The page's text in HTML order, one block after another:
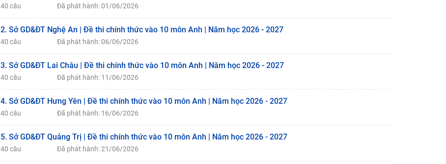
40 câu Đã phát hành: 01/06/2026
2. Sở GD&ĐT Nghệ An | Đề thi chính thức vào 10 môn Anh | Năm học 2026 - 2027
40 câu Đã phát hành: 06/06/2026
3. Sở GD&ĐT Lai Châu | Đề thi chính thức vào 10 môn Anh | Năm học 2026 - 2027
40 câu Đã phát hành: 11/06/2026
4. Sở GD&ĐT Hưng Yên | Đề thi chính thức vào 10 môn Anh | Năm học 2026 - 2027
40 câu Đã phát hành: 16/06/2026
5. Sở GD&ĐT Quảng Trị | Đề thi chính thức vào 10 môn Anh | Năm học 2026 - 2027
40 câu Đã phát hành: 21/06/2026